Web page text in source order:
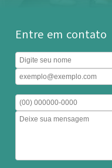
Entre em contato